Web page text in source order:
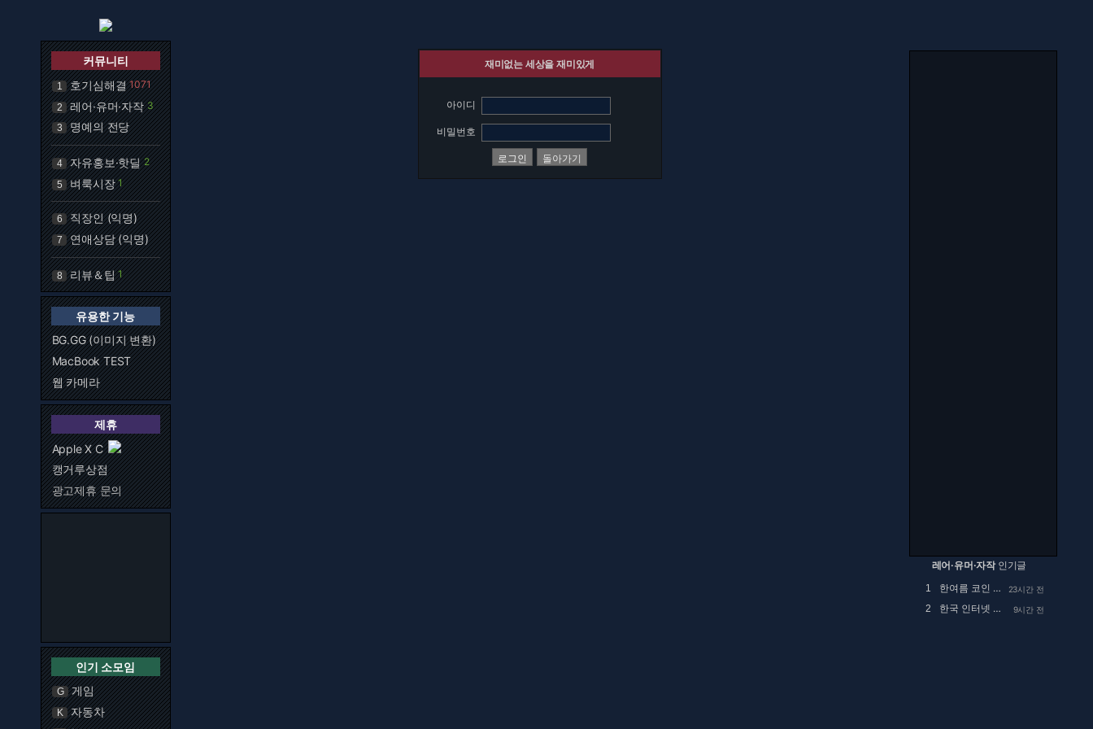
커뮤니티
1 호기심해결 1071
2 레어·유머·자작 3
3 명예의 전당
4 자유홍보·핫딜 2
5 벼룩시장 1
6 직장인 (익명)
7 연애상담 (익명)
8 리뷰＆팁 1
유용한 기능
BG.GG (이미지 변환)
MacBook TEST
웹 카메라
제휴
Apple X C
캥거루상점
광고제휴 문의
인기 소모임
G 게임
K 자동차
재미없는 세상을 재미있게
아이디
비밀번호
레어·유머·자작인기글
1 한여름 코인 세탁소에서 목격했던 사건.manhwa 23시간 전
2 한국 인터넷 검열 근황.jpg 9시간 전